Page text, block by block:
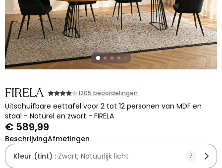
FIRELA 1205 beoordelingen
Uitschuifbare eettafel voor 2 tot 12 personen van MDF en
staal - Naturel en zwart - FIRELA
€ 589,99
BeschrijvingAfmetingen
Kleur (tint) : Zwart, Natuurlijk licht 7